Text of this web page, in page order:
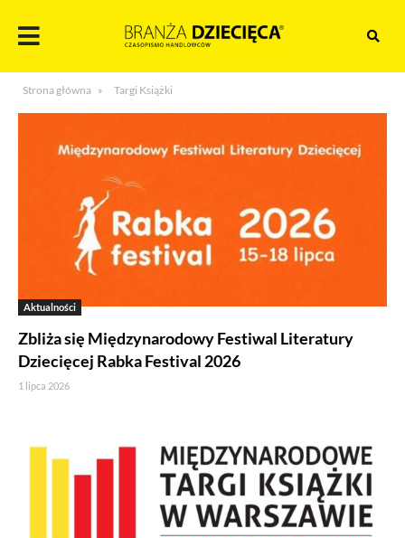
treści
Branża
dziecięca
Strona główna » Targi Książki
Aktualności
Zbliża się Międzynarodowy Festiwal Literatury
Dziecięcej Rabka Festival 2026
1 lipca 2026